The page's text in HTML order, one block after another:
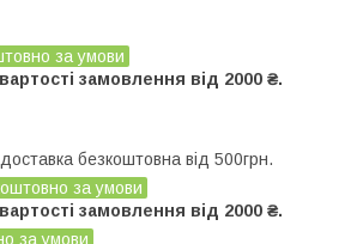
за умови
замовлення від 2000 ₴.
безкоштовна від 500грн.
за умови
замовлення від 2000 ₴.
за умови